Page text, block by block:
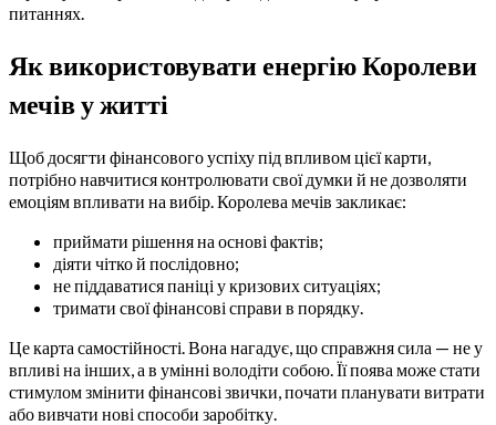
питаннях.
Як використовувати енергію Королеви
мечів у житті
Щоб досягти фінансового успіху під впливом цієї карти,
потрібно навчитися контролювати свої думки й не дозволяти
емоціям впливати на вибір. Королева мечів закликає:
приймати рішення на основі фактів;
діяти чітко й послідовно;
не піддаватися паніці у кризових ситуаціях;
тримати свої фінансові справи в порядку.
Це карта самостійності. Вона нагадує, що справжня сила — не у
впливі на інших, а в умінні володіти собою. Її поява може стати
стимулом змінити фінансові звички, почати планувати витрати
або вивчати нові способи заробітку.